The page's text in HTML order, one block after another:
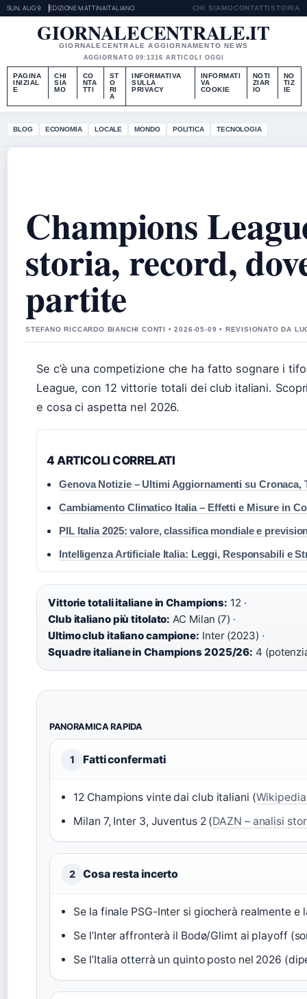
SUN, AUG 9 EDIZIONE MATTINAITALIANO CHI SIAMOCONTATTISTORIA
GIORNALECENTRALE.IT
GIORNALECENTRALE AGGIORNAMENTO NEWS
AGGIORNATO 09:1316 ARTICOLI OGGI
PAGINA
INIZIAL
E
CHI
SIA
MO
CO
NTA
TTI
ST
O
RI
A
INFORMATIVA
SULLA
PRIVACY
INFORMATI
VA
COOKIE
NOTI
ZIAR
IO
NO
TIZ
IE
BLOG ECONOMIA LOCALE MONDO POLITICA TECNOLOGIA
Champions
storia, record,
partite
STEFANO RICCARDO BIANCHI CONTI • 2026-05-09 • REVISIONATO DA
Se c’è una competizione che ha fatto sognare i
League, con 12 vittorie totali dei club italiani.
e cosa ci aspetta nel 2026.
4 ARTICOLI CORRELATI
Genova Notizie – Ultimi Aggiornamenti su Cronaca,
Cambiamento Climatico Italia – Effetti e Misure in
PIL Italia 2025: valore, classifica mondiale e
Intelligenza Artificiale Italia: Leggi, Responsabili e
Vittorie totali italiane in Champions: 12 ·
Club italiano più titolato: AC Milan (7) ·
Ultimo club italiano campione: Inter (2023) ·
Squadre italiane in Champions 2025/26: 4
PANORAMICA RAPIDA
1 Fatti confermati
12 Champions vinte dai club italiani (
Milan 7, Inter 3, Juventus 2 (DAZN – analisi
2 Cosa resta incerto
Se la finale PSG-Inter si giocherà realmente e
Se l’Inter affronterà il Bodø/Glimt ai playoff
Se l’Italia otterrà un quinto posto nel 2026